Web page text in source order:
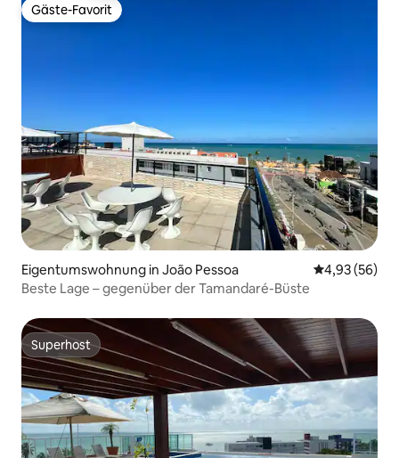
Gäste-Favorit
Gäste-Favorit
Eigentumswohnung in João Pessoa
4,93 (56)
Beste Lage – gegenüber der Tamandaré-Büste
Superhost
Superhost